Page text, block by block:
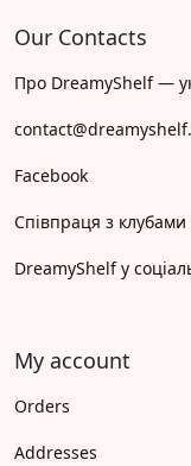
Our Contacts
Про DreamyShelf —
Facebook
Співпраця з клубами
DreamyShelf у
My account
Orders
Addresses